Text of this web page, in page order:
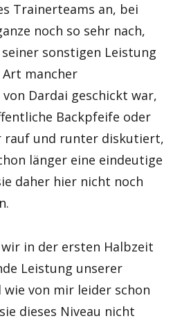
Trainerteams an, bei
noch so sehr nach,
sonstigen Leistung
mancher
Dardai geschickt war,
Backpfeife oder
rauf und runter diskutiert,
länger eine eindeutige
daher hier nicht noch
in der ersten Halbzeit
Leistung unserer
wie von mir leider schon
dieses Niveau nicht